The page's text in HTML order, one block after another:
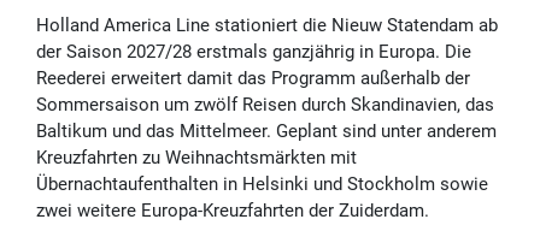
Holland America Line stationiert die Nieuw Statendam ab
der Saison 2027/28 erstmals ganzjährig in Europa. Die
Reederei erweitert damit das Programm außerhalb der
Sommersaison um zwölf Reisen durch Skandinavien, das
Baltikum und das Mittelmeer. Geplant sind unter anderem
Kreuzfahrten zu Weihnachtsmärkten mit
Übernachtaufenthalten in Helsinki und Stockholm sowie
zwei weitere Europa-Kreuzfahrten der Zuiderdam.